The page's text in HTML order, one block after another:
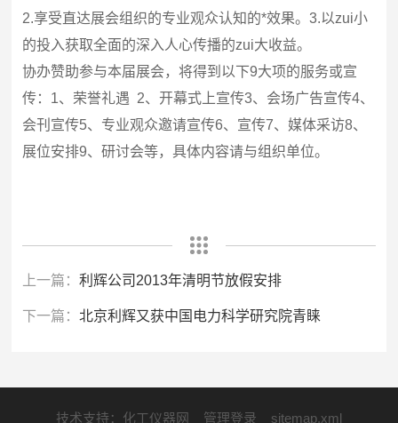
2.享受直达展会组织的专业观众认知的*效果。3.以zui小
的投入获取全面的深入人心传播的zui大收益。
协办赞助参与本届展会，将得到以下9大项的服务或宣
传：1、荣誉礼遇 2、开幕式上宣传3、会场广告宣传4、
会刊宣传5、专业观众邀请宣传6、宣传7、媒体采访8、
展位安排9、研讨会等，具体内容请与组织单位。
上一篇：利辉公司2013年清明节放假安排
下一篇：北京利辉又获中国电力科学研究院青睐
技术支持： 化工仪器网 管理登录 sitemap.xml